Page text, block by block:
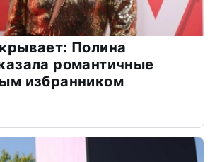
Полина
романтичные
избранником